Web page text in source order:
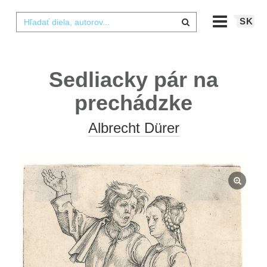
SK
Sedliacky pár na
prechádzke
Albrecht Dürer